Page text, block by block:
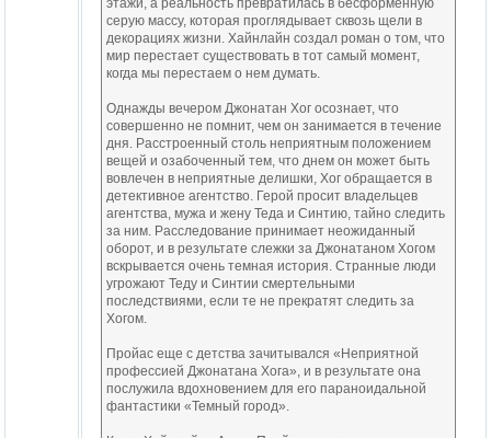
этажи, а реальность превратилась в бесформенную
серую массу, которая проглядывает сквозь щели в
декорациях жизни. Хайнлайн создал роман о том, что
мир перестает существовать в тот самый момент,
когда мы перестаем о нем думать.
Однажды вечером Джонатан Хог осознает, что
совершенно не помнит, чем он занимается в течение
дня. Расстроенный столь неприятным положением
вещей и озабоченный тем, что днем он может быть
вовлечен в неприятные делишки, Хог обращается в
детективное агентство. Герой просит владельцев
агентства, мужа и жену Теда и Синтию, тайно следить
за ним. Расследование принимает неожиданный
оборот, и в результате слежки за Джонатаном Хогом
вскрывается очень темная история. Странные люди
угрожают Теду и Синтии смертельными
последствиями, если те не прекратят следить за
Хогом.
Пройас еще с детства зачитывался «Неприятной
профессией Джонатана Хога», и в результате она
послужила вдохновением для его параноидальной
фантастики «Темный город».